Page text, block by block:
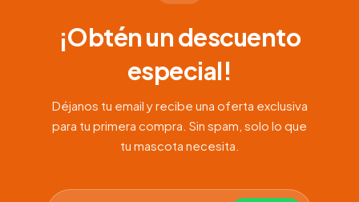
¡Obtén un descuento
especial!
Déjanos tu email y recibe una oferta exclusiva
para tu primera compra. Sin spam, solo lo que
tu mascota necesita.